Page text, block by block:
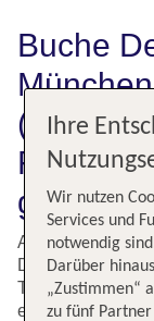
Buche
(ALC)
Fliegen
ganz
Alicante steht bei
Die heißen
Touristen
ein. Im Sommer
Ihre
Wir nutzen
Services und
notwendig
Darüber
„Zustimmen“
zu fünf